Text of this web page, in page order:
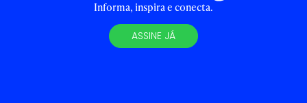
Informa, inspira e conecta.
ASSINE JÁ